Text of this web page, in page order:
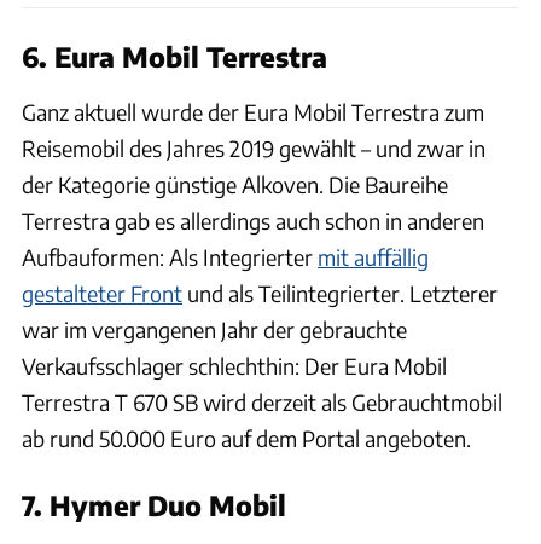
6. Eura Mobil Terrestra
Ganz aktuell wurde der Eura Mobil Terrestra zum
Reisemobil des Jahres 2019 gewählt – und zwar in
der Kategorie günstige Alkoven. Die Baureihe
Terrestra gab es allerdings auch schon in anderen
Aufbauformen: Als Integrierter mit auffällig
gestalteter Front und als Teilintegrierter. Letzterer
war im vergangenen Jahr der gebrauchte
Verkaufsschlager schlechthin: Der Eura Mobil
Terrestra T 670 SB wird derzeit als Gebrauchtmobil
ab rund 50.000 Euro auf dem Portal angeboten.
7. Hymer Duo Mobil